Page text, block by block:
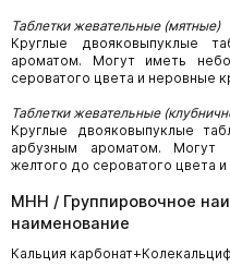
Таблетки жевательные (мятные)
Круглые двояковыпуклые
ароматом. Могут иметь
сероватого цвета и неровные
Таблетки жевательные
Круглые двояковыпуклые
арбузным ароматом. Могут
желтого до сероватого цвета
МНН / Группировочное
наименование
Кальция